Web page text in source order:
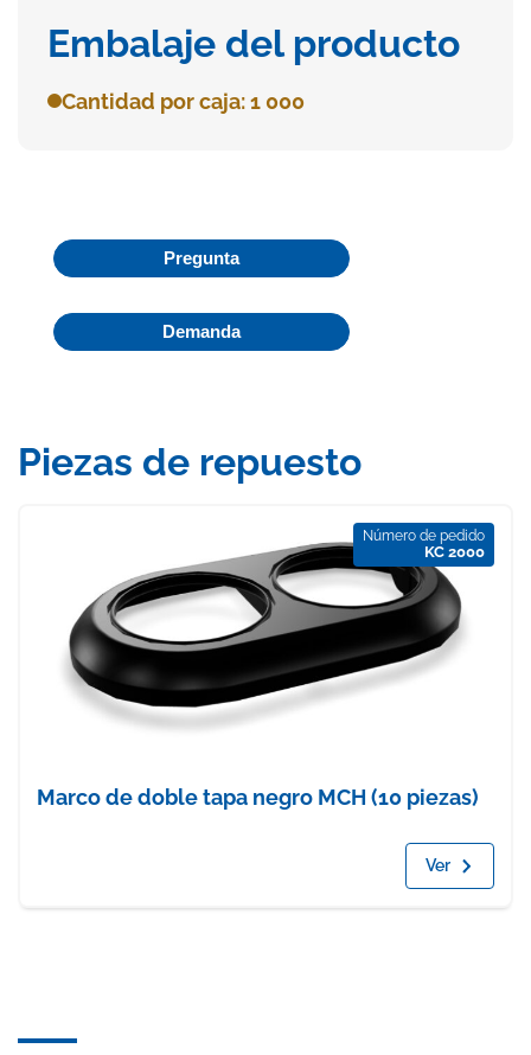
Embalaje del producto
Cantidad por caja: 1 000
Pregunta
Demanda
Piezas de repuesto
Número de pedido
KC 2000
Marco de doble tapa negro MCH (10 piezas)
Ver